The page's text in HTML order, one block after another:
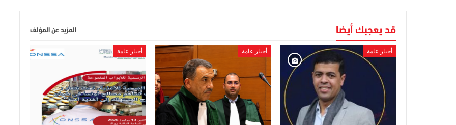
قد يعجبك أيضا المزيد عن المؤلف
أخبار عامة أخبار عامة أخبار عامة